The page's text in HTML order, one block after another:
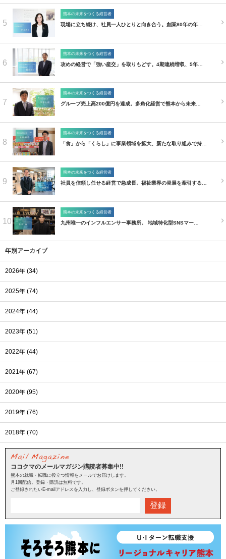
5
熊本の未来をつくる経営者
現場に立ち続け、社員一人ひとりと向き合う。創業80年の年…
6
熊本の未来をつくる経営者
攻めの経営で「強い産交」を取りもどす。4期連続増収、5年…
7
熊本の未来をつくる経営者
グループ売上高200億円を達成。多角化経営で熊本から未来…
8
熊本の未来をつくる経営者
「食」から「くらし」に事業領域を拡大、新たな取り組みで持…
9
熊本の未来をつくる経営者
社員を信頼し任せる経営で急成長。福祉業界の発展を牽引する…
10
熊本の未来をつくる経営者
九州唯一のインフルエンサー事務所。 地域特化型SNSマー…
年別アーカイブ
2026年 (34)
2025年 (74)
2024年 (44)
2023年 (51)
2022年 (44)
2021年 (67)
2020年 (95)
2019年 (76)
2018年 (70)
ココクマのメールマガジン購読者募集中!!
熊本の就職・転職に役立つ情報をメールでお届けします。
月1回配信。登録・購読は無料です。
ご登録されたいE-mailアドレスを入力し、登録ボタンを押してください。
登録